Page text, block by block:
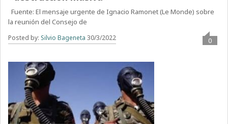
Fuente: El mensaje urgente de Ignacio Ramonet (Le Monde) sobre
la reunión del Consejo de
Posted by: Silvio Bageneta 30/3/2022 0